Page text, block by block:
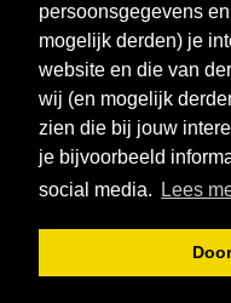
persoonsgegevens
mogelijk derden) je
website en die van
wij (en mogelijk
zien die bij jouw
je bijvoorbeeld
social media.
Lees
VERZENDING & RETOUR
ONS BEDRIJF
OPENINGSTIJDEN WINKEL